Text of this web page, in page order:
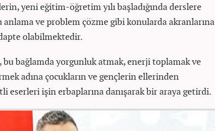
yeni eğitim-öğretim yılı başladığında derslere
ve problem çözme gibi konularda akranlarına
olabilmektedir.
bağlamda yorgunluk atmak, enerji toplamak ve
adına çocukların ve gençlerin ellerinden
eserleri işin erbaplarına danışarak bir araya getirdi.